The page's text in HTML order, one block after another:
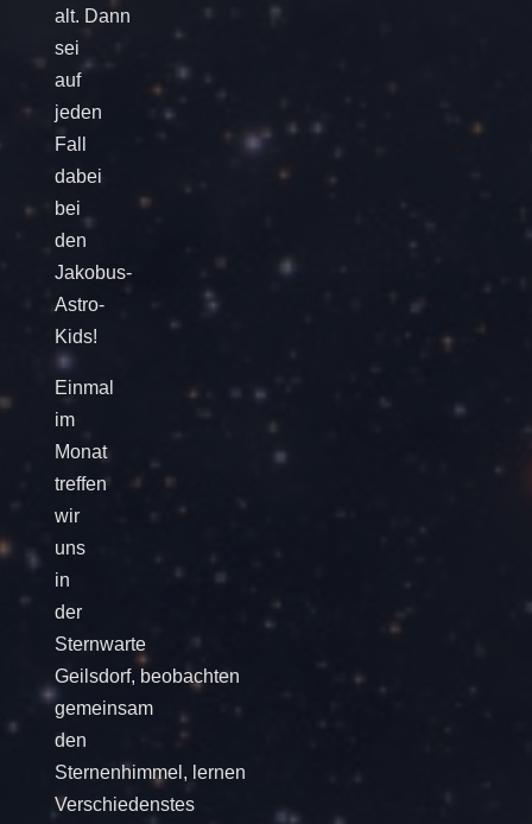
alt. Dann
sei
auf
jeden
Fall
dabei
bei
den
Jakobus-
Astro-
Kids!
Einmal
im
Monat
treffen
wir
uns
in
der
Sternwarte
Geilsdorf, beobachten
gemeinsam
den
Sternenhimmel, lernen
Verschiedenstes